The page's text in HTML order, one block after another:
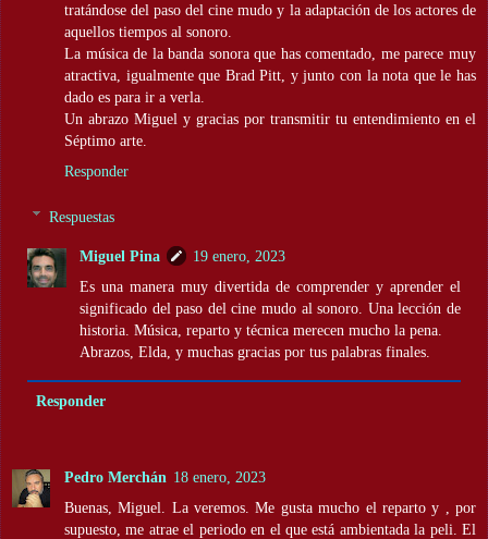
tratándose del paso del cine mudo y la adaptación de los actores de
aquellos tiempos al sonoro.
La música de la banda sonora que has comentado, me parece muy
atractiva, igualmente que Brad Pitt, y junto con la nota que le has
dado es para ir a verla.
Un abrazo Miguel y gracias por transmitir tu entendimiento en el
Séptimo arte.
Responder
Respuestas
Miguel Pina
19 enero, 2023
Es una manera muy divertida de comprender y aprender el
significado del paso del cine mudo al sonoro. Una lección de
historia. Música, reparto y técnica merecen mucho la pena.
Abrazos, Elda, y muchas gracias por tus palabras finales.
Responder
Pedro Merchán 18 enero, 2023
Buenas, Miguel. La veremos. Me gusta mucho el reparto y , por
supuesto, me atrae el periodo en el que está ambientada la peli. El